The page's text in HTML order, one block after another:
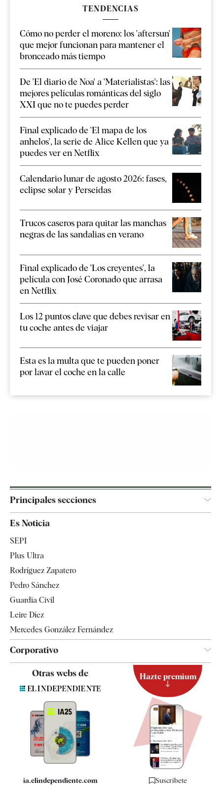
TENDENCIAS
Cómo no perder el moreno: los 'aftersun'
que mejor funcionan para mantener el
bronceado más tiempo
De 'El diario de Noa' a 'Materialistas': las
mejores películas románticas del siglo
XXI que no te puedes perder
Final explicado de 'El mapa de los
anhelos', la serie de Alice Kellen que ya
puedes ver en Netflix
Calendario lunar de agosto 2026: fases,
eclipse solar y Perseidas
Trucos caseros para quitar las manchas
negras de las sandalias en verano
Final explicado de 'Los creyentes', la
película con José Coronado que arrasa
en Netflix
Los 12 puntos clave que debes revisar en
tu coche antes de viajar
Esta es la multa que te pueden poner
por lavar el coche en la calle
Principales secciones
Televisión
Es Noticia
SEPI
Plus Ultra
Rodríguez Zapatero
Pedro Sánchez
Guardia Civil
Leire Díez
Mercedes González Fernández
Corporativo
Quiénes somos
Especificaciones
Otras webs de
ia.elindependiente.com
Hazte premium
Suscríbete